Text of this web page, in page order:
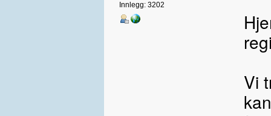
Innlegg: 3202
Vi